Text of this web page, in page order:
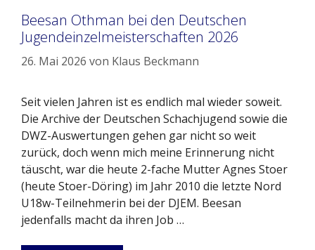
Beesan Othman bei den Deutschen
Jugendeinzelmeisterschaften 2026
26. Mai 2026 von Klaus Beckmann
Seit vielen Jahren ist es endlich mal wieder soweit.
Die Archive der Deutschen Schachjugend sowie die
DWZ-Auswertungen gehen gar nicht so weit
zurück, doch wenn mich meine Erinnerung nicht
täuscht, war die heute 2-fache Mutter Agnes Stoer
(heute Stoer-Döring) im Jahr 2010 die letzte Nord
U18w-Teilnehmerin bei der DJEM. Beesan
jedenfalls macht da ihren Job …